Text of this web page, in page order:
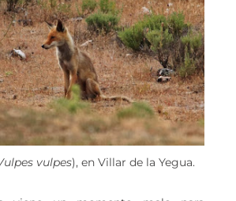
vulpes), en Villar de la Yegua.